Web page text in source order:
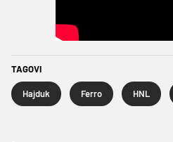
TAGOVI
Hajduk Ferro HNL